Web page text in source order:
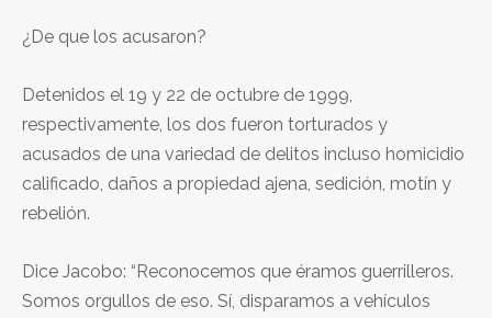
¿De que los acusaron?
Detenidos el 19 y 22 de octubre de 1999,
respectivamente, los dos fueron torturados y
acusados de una variedad de delitos incluso homicidio
calificado, daños a propiedad ajena, sedición, motín y
rebelión.
Dice Jacobo: “Reconocemos que éramos guerrilleros.
Somos orgullos de eso. Sí, disparamos a vehículos